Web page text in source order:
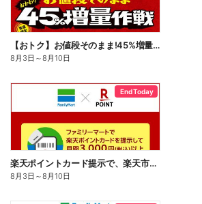
【おトク】お値段そのまま!45%増量作戦!
8月3日 ～8月10日
End Today
楽天ポイントカード提示で、楽天市場でのお買い物がおトクに!
8月3日 ～8月10日